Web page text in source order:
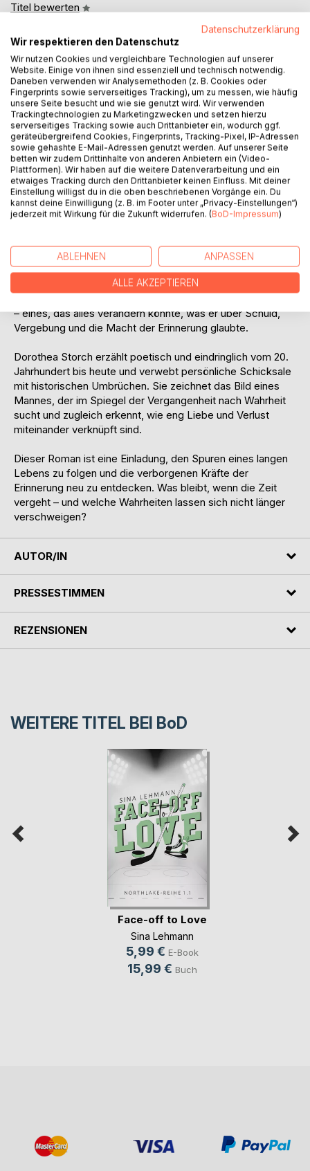
Titel bewerten
BESCHREIBUNG
Wenn Liebe, Heimat und Schuld ein ganzes Leben
prägen.
Als der einhundertjährige Otto in Sachsen-Anhalt seinen
letzten Lebensjahren entgegensieht, kehren die Bilder
sich ein Leben, das von Liebe, Einsamkeit und einem
Geheimnis geprägt wurde, das er mit Ewa und seiner Frau
Charlotte teilte. Doch erst jetzt beginnt Otto zu begreifen,
– eines, das alles verändern könnte, was er über Schuld,
Vergebung und die Macht der Erinnerung glaubte.
Dorothea Storch erzählt poetisch und eindringlich vom 20.
Jahrhundert bis heute und verwebt persönliche Schicksale
mit historischen Umbrüchen. Sie zeichnet das Bild eines
Mannes, der im Spiegel der Vergangenheit nach Wahrheit
sucht und zugleich erkennt, wie eng Liebe und Verlust
miteinander verknüpft sind.
Dieser Roman ist eine Einladung, den Spuren eines langen
Lebens zu folgen und die verborgenen Kräfte der
Erinnerung neu zu entdecken. Was bleibt, wenn die Zeit
vergeht – und welche Wahrheiten lassen sich nicht länger
verschweigen?
AUTOR/IN
PRESSESTIMMEN
REZENSIONEN
WEITERE TITEL BEI BoD
Face-off to Love
Sina Lehmann
5,99 € E-Book
15,99 € Buch
Datenschutzerklärung
Wir respektieren den Datenschutz
Wir nutzen Cookies und vergleichbare Technologien auf unserer
Website. Einige von ihnen sind essenziell und technisch notwendig.
Daneben verwenden wir Analysemethoden (z. B. Cookies oder
Fingerprints sowie serverseitiges Tracking), um zu messen, wie häufig
unsere Seite besucht und wie sie genutzt wird. Wir verwenden
Trackingtechnologien zu Marketingzwecken und setzen hierzu
serverseitiges Tracking sowie auch Drittanbieter ein, wodurch ggf.
geräteübergreifend Cookies, Fingerprints, Tracking-Pixel, IP-Adressen
sowie gehashte E-Mail-Adressen genutzt werden. Auf unserer Seite
betten wir zudem Drittinhalte von anderen Anbietern ein (Video-
Plattformen). Wir haben auf die weitere Datenverarbeitung und ein
etwaiges Tracking durch den Drittanbieter keinen Einfluss. Mit deiner
Einstellung willigst du in die oben beschriebenen Vorgänge ein. Du
kannst deine Einwilligung (z. B. im Footer unter „Privacy-Einstellungen“)
jederzeit mit Wirkung für die Zukunft widerrufen. (BoD-Impressum)
ABLEHNEN ANPASSEN
ALLE AKZEPTIEREN